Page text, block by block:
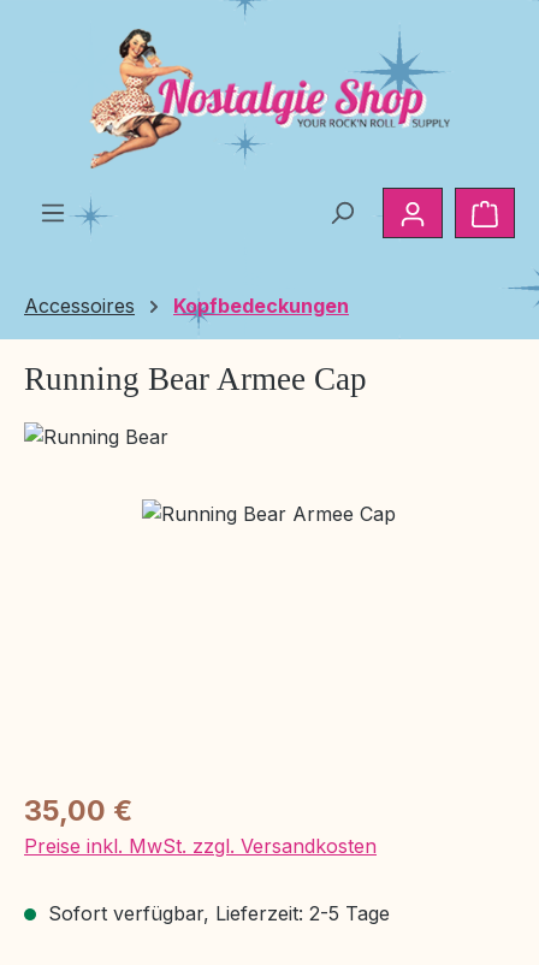
Zum Hauptinhalt springen
Accessoires Kopfbedeckungen
Running Bear Armee Cap
Bildergalerie überspringen
Regulärer Preis:
35,00 €
Preise inkl. MwSt. zzgl. Versandkosten
Sofort verfügbar, Lieferzeit: 2-5 Tage